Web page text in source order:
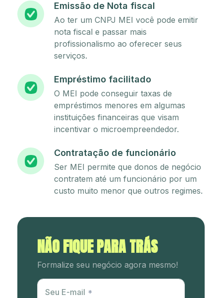
Emissão de Nota fiscal
Ao ter um CNPJ MEI você pode emitir
nota fiscal e passar mais
profissionalismo ao oferecer seus
serviços.
Empréstimo facilitado
O MEI pode conseguir taxas de
empréstimos menores em algumas
instituições financeiras que visam
incentivar o microempreendedor.
Contratação de funcionário
Ser MEI permite que donos de negócio
contratem até um funcionário por um
custo muito menor que outros regimes.
NÃO FIQUE PARA TRÁS
Formalize seu negócio agora mesmo!
Utm Content
Seu E-mail